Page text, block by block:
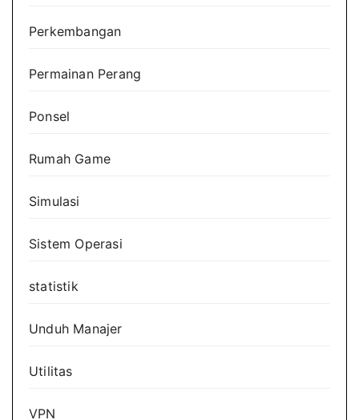
Perkembangan
Permainan Perang
Ponsel
Rumah Game
Simulasi
Sistem Operasi
statistik
Unduh Manajer
Utilitas
VPN